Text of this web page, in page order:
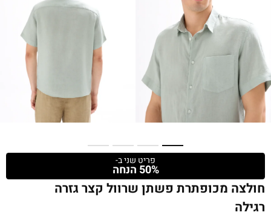
פריט שני ב-
50% הנחה
חולצה מכופתרת פשתן שרוול קצר גזרה
רגילה